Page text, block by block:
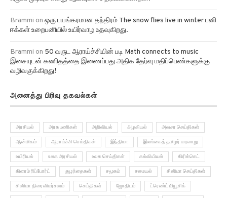
Brammi on ஒரு பயங்கரமான தந்திரம் The snow flies live in winter பனி
ஈக்கள் உறைபனியில் உயிர்வாழ உதவுகிறது.
Brammi on 50 வருட ஆராய்ச்சியின் படி Math connects to music
இசையுடன் கணிதத்தை இணைப்பது அதிக தேர்வு மதிப்பெண்களுக்கு
வழிவகுக்கிறது!
அனைத்து பிரிவு தகவல்கள்
அரசியல் அரசு பணிகள் அறிவியல் அழகியல் அவசர செய்திகள்
ஆன்மிகம் ஆராய்ச்சி செய்திகள் இந்தியா இலங்கைத் தமிழர் வரலாறு
உயிரியல் உலக அரசியல் உலக செய்திகள் கல்வியியல் கிரிக்கெட்
கிரைம் ரிப்போர்ட் குழந்தைகள் சமூகம் சமையல் சினிமா செய்திகள்
சினிமா திரைவிமர்சனம் செய்திகள் ஜோதிடம் ட்ரெண்ட் மியூசிக்